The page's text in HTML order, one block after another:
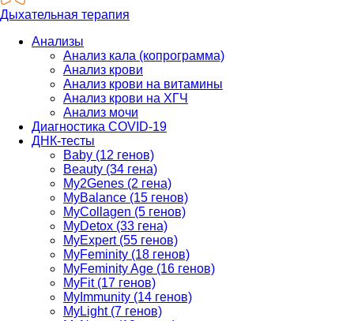
Дыхательная терапия
Анализы
Анализ кала (копрограмма)
Анализ крови
Анализ крови на витамины
Анализ крови на ХГЧ
Анализ мочи
Диагностика COVID-19
ДНК-тесты
Baby (12 генов)
Beauty (34 гена)
My2Genes (2 гена)
MyBalance (15 генов)
MyCollagen (5 генов)
MyDetox (33 гена)
MyExpert (55 генов)
MyFeminity (18 генов)
MyFeminity Age (16 генов)
MyFit (17 генов)
MyImmunity (14 генов)
MyLight (7 генов)